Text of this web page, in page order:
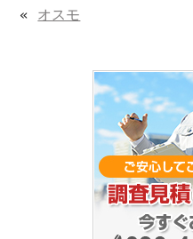
« オスモ